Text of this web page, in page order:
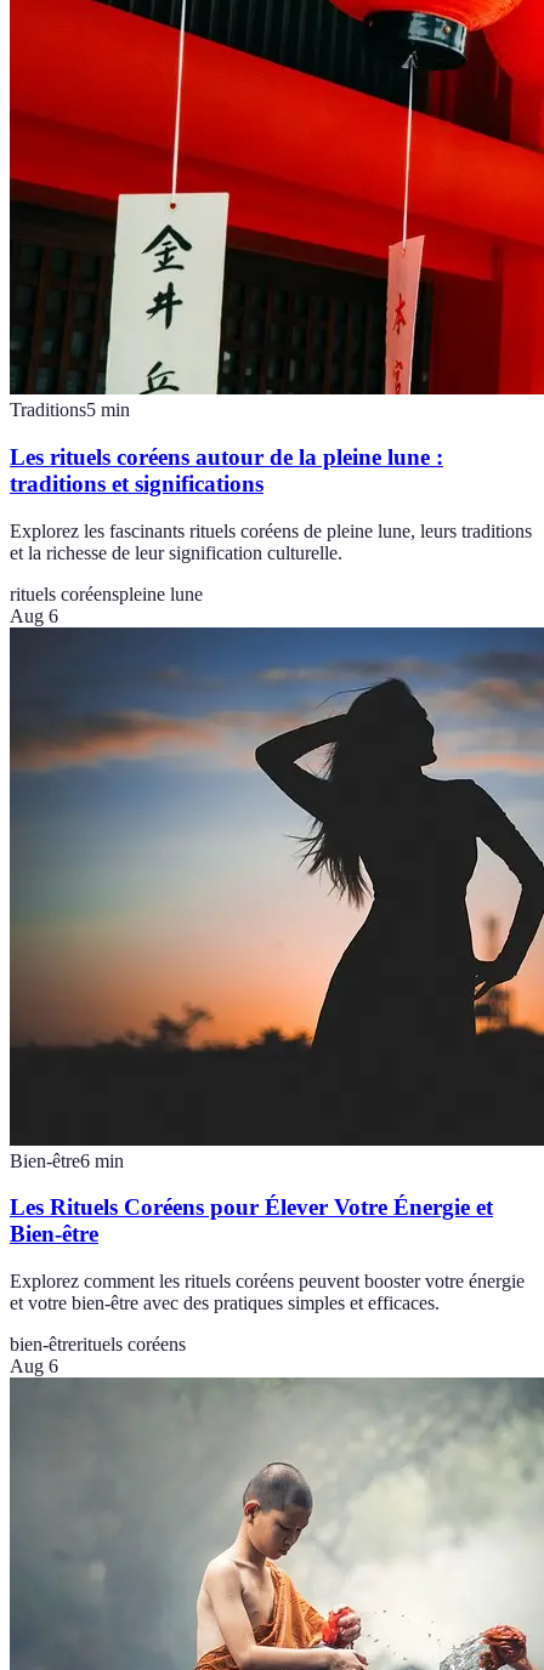
Traditions5 min
Les rituels coréens autour de la pleine lune :
traditions et significations
Explorez les fascinants rituels coréens de pleine lune, leurs traditions
et la richesse de leur signification culturelle.
rituels coréenspleine lune
Aug 6
Bien-être6 min
Les Rituels Coréens pour Élever Votre Énergie et
Bien-être
Explorez comment les rituels coréens peuvent booster votre énergie
et votre bien-être avec des pratiques simples et efficaces.
bien-êtrerituels coréens
Aug 6